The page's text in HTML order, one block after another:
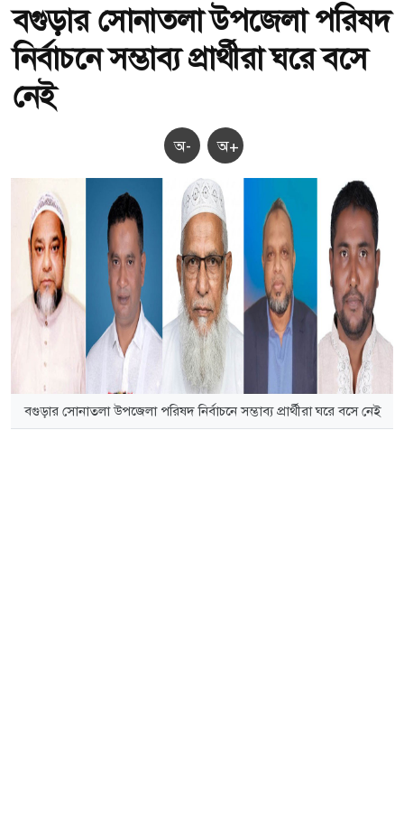
বগুড়ার সোনাতলা উপজেলা পরিষদ
নির্বাচনে সম্ভাব্য প্রার্থীরা ঘরে বসে
নেই
অ- অ+
বগুড়ার সোনাতলা উপজেলা পরিষদ নির্বাচনে সম্ভাব্য প্রার্থীরা ঘরে বসে নেই